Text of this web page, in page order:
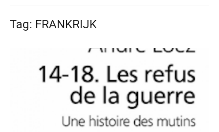
Tag: FRANKRIJK